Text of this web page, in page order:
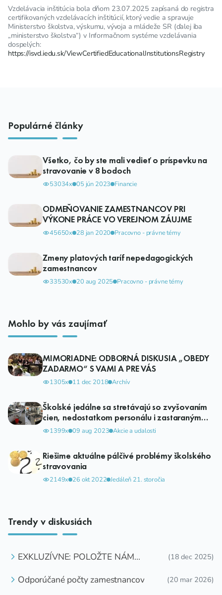
Vzdelávacia inštitúcia bola dňom 23.07.2025 zapísaná do registra
certifikovaných vzdelávacích inštitúcií, ktorý vedie a spravuje
Ministerstvo školstva, výskumu, vývoja a mládeže SR (ďalej iba
„ministerstvo školstva“) v Informačnom systéme vzdelávania
dospelých:
https://isvd.iedu.sk/ViewCertifiedEducationalInstitutionsRegistry
Populárné články
Všetko, čo by ste mali vedieť o príspevku na
stravovanie v 8 bodoch
53034x 05 jún 2023 Financie
ODMEŇOVANIE ZAMESTNANCOV PRI
VÝKONE PRÁCE VO VEREJNOM ZÁUJME
45650x 28 jan 2020 Pracovno - právne témy
Zmeny platových taríf nepedagogických
zamestnancov
33530x 20 aug 2025 Pracovno - právne témy
Mohlo by vás zaujímať
MIMORIADNE: ODBORNÁ DISKUSIA „OBEDY
ZADARMO“ S VAMI A PRE VÁS
1305x 11 dec 2018 Archív
Školské jedálne sa stretávajú so zvyšovaním
cien, nedostatkom personálu i zastaraným
vybavením.
1399x 09 aug 2023 Akcie a udalosti
Riešime aktuálne pálčivé problémy školského
stravovania
2149x 26 okt 2022 Jedáleň 21. storočia
Trendy v diskusiách
EXKLUZÍVNE: POLOŽTE NÁM
(18 dec 2025)
Odporúčané počty zamestnancov (20 mar 2026)